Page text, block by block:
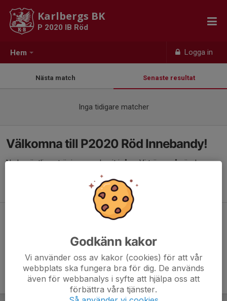
Hem Logga in
Karlbergs BK
P 2020 IB Röd
Nästa match Senaste resultat
Inga tidigare matcher
Välkomna till P2020 Röd Innebandy!
Nu har äntligen träningarna dragit igång. Vi tränar på söndagar
11:00-12:00 i Klastorpsskolan. Är du sugen på att vara med och
för anmälan genom kansliet. Vi ses!
Godkänn kakor
Vi använder oss av kakor (cookies) för att vår
webbplats ska fungera bra för dig. De används
även för webbanalys i syfte att hjälpa oss att
förbättra våra tjänster.